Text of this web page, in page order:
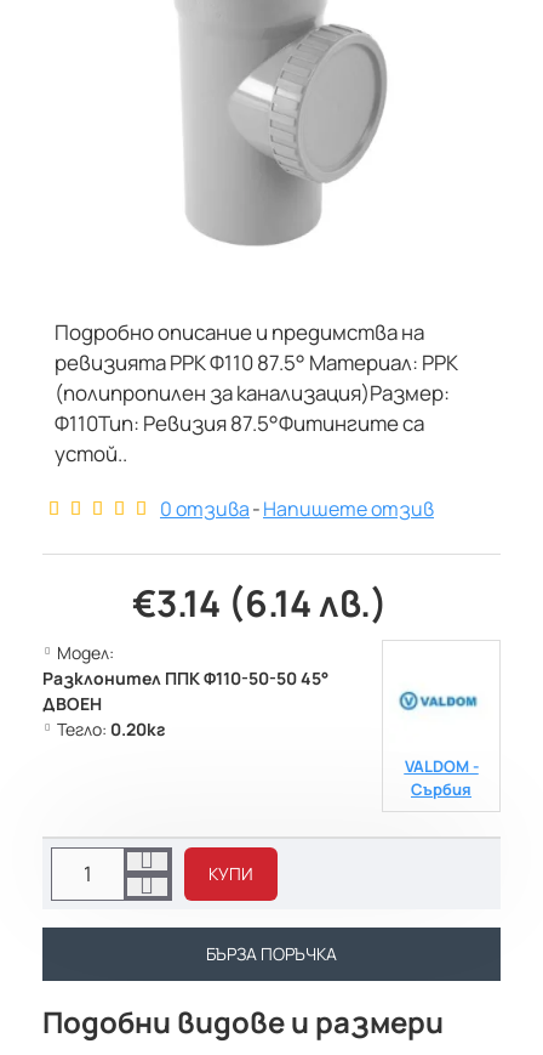
Подробно описание и предимства на
ревизията PPK Ф110 87.5° Материал: PPK
(полипропилен за канализация)Размер:
Ф110Тип: Ревизия 87.5°Фитингите са
устой..
0 отзива-Напишете отзив
€3.14 (6.14 лв.)
Модел:
Разклонител ППК Ф110-50-50 45°
ДВОЕН
Тегло: 0.20кг
VALDOM -
Сърбия
КУПИ
БЪРЗА ПОРЪЧКА
Подобни видове и размери